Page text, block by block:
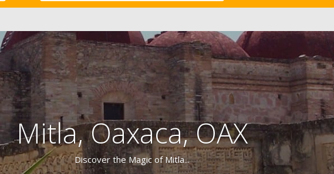
Mitla, Oaxaca, OAX
Discover the Magic of Mitla...